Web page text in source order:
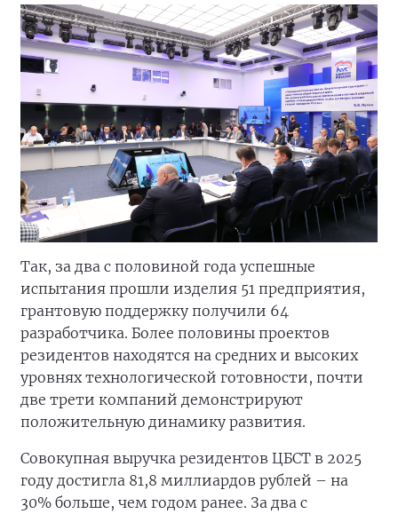
Так, за два с половиной года успешные
испытания прошли изделия 51 предприятия,
грантовую поддержку получили 64
разработчика. Более половины проектов
резидентов находятся на средних и высоких
уровнях технологической готовности, почти
две трети компаний демонстрируют
положительную динамику развития.
Совокупная выручка резидентов ЦБСТ в 2025
году достигла 81,8 миллиардов рублей – на
30% больше, чем годом ранее. За два с